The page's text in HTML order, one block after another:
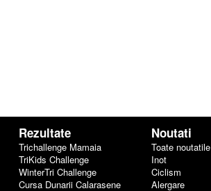
Rezultate
Trichallenge Mamaia
TriKids Challenge
WinterTri Challenge
Cursa Dunarii Calarasene
Noutati
Toate noutatile
Inot
Ciclism
Alergare